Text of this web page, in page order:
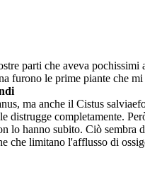
parti che aveva
furono le prime piante che
ma anche il Cistus
distrugge completamente.
lo hanno subito. Ciò
che limitano l'afflusso di